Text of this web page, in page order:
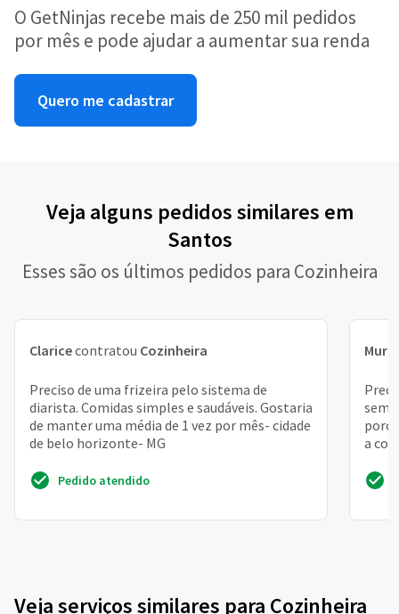
O GetNinjas recebe mais de 250 mil pedidos
por mês e pode ajudar a aumentar sua renda
Quero me cadastrar
Veja alguns pedidos similares em
Santos
Esses são os últimos pedidos para Cozinheira
Claricecontratou Cozinheira
Preciso de uma frizeira pelo sistema de
diarista. Comidas simples e saudáveis. Gostaria
de manter uma média de 1 vez por mês- cidade
de belo horizonte- MG
Pedido atendido
a
Veja serviços similares para Cozinheira